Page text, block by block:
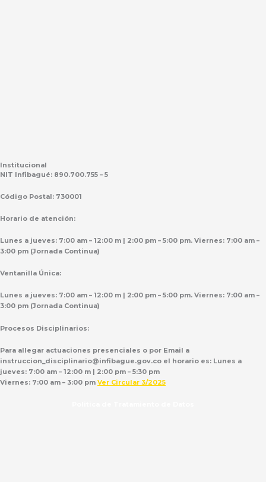
Institucional
NIT Infibagué: 890.700.755 – 5
Código Postal: 730001
Horario de atención:
Lunes a jueves: 7:00 am – 12:00 m | 2:00 pm – 5:00 pm. Viernes: 7:00 am –
3:00 pm (Jornada Continua)
Ventanilla Única:
Lunes a jueves: 7:00 am – 12:00 m | 2:00 pm – 5:00 pm. Viernes: 7:00 am –
3:00 pm (Jornada Continua)
Procesos Disciplinarios:
Para allegar actuaciones presenciales o por Email a
instruccion_disciplinario@infibague.gov.co el horario es: Lunes a
jueves: 7:00 am – 12:00 m | 2:00 pm – 5:30 pm
Viernes: 7:00 am – 3:00 pm Ver Circular 3/2025